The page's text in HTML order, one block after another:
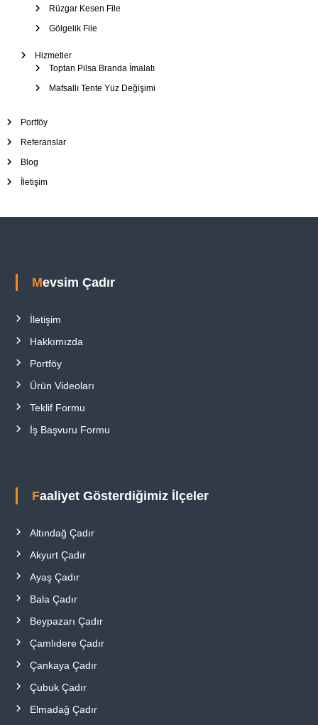
Rüzgar Kesen File
Gölgelik File
Hizmetler
Toptan Pilsa Branda İmalatı
Mafsallı Tente Yüz Değişimi
Portföy
Referanslar
Blog
İletişim
Mevsim Çadır
İletişim
Hakkımızda
Portföy
Ürün Videoları
Teklif Formu
İş Başvuru Formu
Faaliyet Gösterdiğimiz İlçeler
Altındağ Çadır
Akyurt Çadır
Ayaş Çadır
Bala Çadır
Beypazarı Çadır
Çamlıdere Çadır
Çankaya Çadır
Çubuk Çadır
Elmadağ Çadır